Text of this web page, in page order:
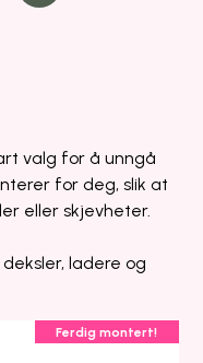
valg for å unngå
for deg, slik at
eller skjevheter.
ladere og
Ferdig montert!